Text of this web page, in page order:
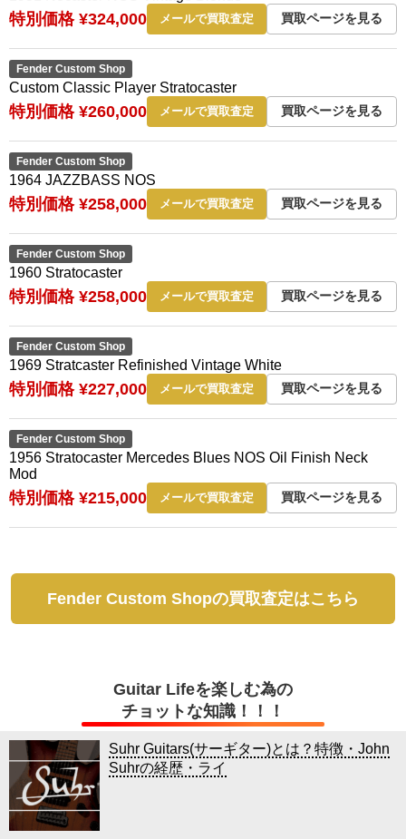
特別価格 ¥324,000 メールで買取査定 買取ページを見る
Fender Custom Shop
Custom Classic Player Stratocaster
特別価格 ¥260,000 メールで買取査定 買取ページを見る
Fender Custom Shop
1964 JAZZBASS NOS
特別価格 ¥258,000 メールで買取査定 買取ページを見る
Fender Custom Shop
1960 Stratocaster
特別価格 ¥258,000 メールで買取査定 買取ページを見る
Fender Custom Shop
1969 Stratcaster Refinished Vintage White
特別価格 ¥227,000 メールで買取査定 買取ページを見る
Fender Custom Shop
1956 Stratocaster Mercedes Blues NOS Oil Finish Neck
Mod
特別価格 ¥215,000 メールで買取査定 買取ページを見る
Fender Custom Shopの買取査定はこちら
Guitar Lifeを楽しむ為の
チョットな知識！！！
Suhr Guitars(サーギター)とは？特徴・John
Suhrの経歴・ライ